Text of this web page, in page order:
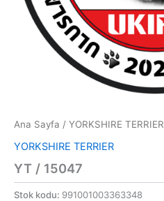
Ana Sayfa / YORKSHIRE TERRIER
YORKSHIRE TERRIER
YT / 15047
Stok kodu: 991001003363348